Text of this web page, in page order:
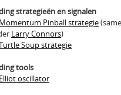
strategieën en signalen
Pinball strategie
Larry Connors)
Soup strategie
tools
oscillator